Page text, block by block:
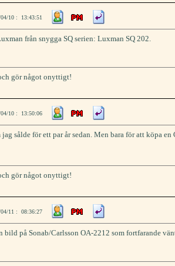
10 : 13:43:51
från snygga SQ serien: Luxman SQ 202.
gör något onyttigt!
04/10 : 13:50:06
jag sålde för ett par år sedan. Men bara för att köpa en
gör något onyttigt!
04/11 : 08:36:27
bild på Sonab/Carlsson OA-2212 som fortfarande